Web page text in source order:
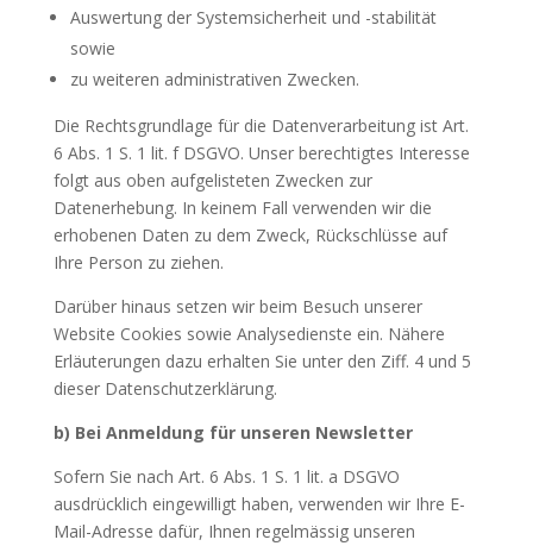
Auswertung der Systemsicherheit und -stabilität
sowie
zu weiteren administrativen Zwecken.
Die Rechtsgrundlage für die Datenverarbeitung ist Art.
6 Abs. 1 S. 1 lit. f DSGVO. Unser berechtigtes Interesse
folgt aus oben aufgelisteten Zwecken zur
Datenerhebung. In keinem Fall verwenden wir die
erhobenen Daten zu dem Zweck, Rückschlüsse auf
Ihre Person zu ziehen.
Darüber hinaus setzen wir beim Besuch unserer
Website Cookies sowie Analysedienste ein. Nähere
Erläuterungen dazu erhalten Sie unter den Ziff. 4 und 5
dieser Datenschutzerklärung.
b) Bei Anmeldung für unseren Newsletter
Sofern Sie nach Art. 6 Abs. 1 S. 1 lit. a DSGVO
ausdrücklich eingewilligt haben, verwenden wir Ihre E-
Mail-Adresse dafür, Ihnen regelmässig unseren